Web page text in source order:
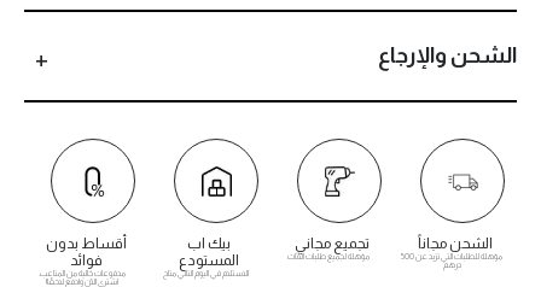
الشحن والإرجاع
الشحن مجاناً
مؤهلة للطلبات التي تزيد عن 500
درهم
تجميع مجاني
مؤهلة لجميع طلبات الأثاث
بيك اب
المستودع
الاستلام في اليوم التالي متاح
أقساط بدون
فوائد
مدفوعات خالية من المتاعب.
اشتري الآن وادفع لاحقًا!